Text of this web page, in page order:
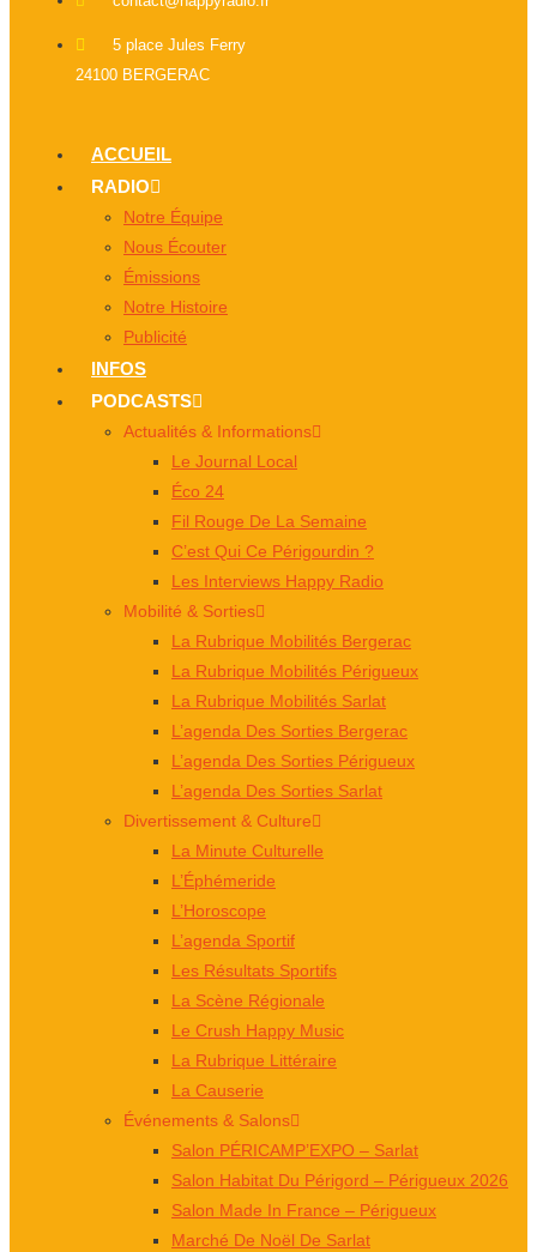
5 place Jules Ferry
24100 BERGERAC
ACCUEIL
RADIO
Notre Équipe
Nous Écouter
Émissions
Notre Histoire
Publicité
INFOS
PODCASTS
Actualités & Informations
Le Journal Local
Éco 24
Fil Rouge De La Semaine
C’est Qui Ce Périgourdin ?
Les Interviews Happy Radio
Mobilité & Sorties
La Rubrique Mobilités Bergerac
La Rubrique Mobilités Périgueux
La Rubrique Mobilités Sarlat
L’agenda Des Sorties Bergerac
L’agenda Des Sorties Périgueux
L’agenda Des Sorties Sarlat
Divertissement & Culture
La Minute Culturelle
L’Éphémeride
L’Horoscope
L’agenda Sportif
Les Résultats Sportifs
La Scène Régionale
Le Crush Happy Music
La Rubrique Littéraire
La Causerie
Événements & Salons
Salon PÉRICAMP’EXPO – Sarlat
Salon Habitat Du Périgord – Périgueux 2026
Salon Made In France – Périgueux
Marché De Noël De Sarlat